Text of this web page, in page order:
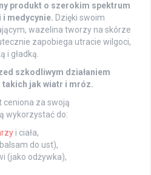
produkt o szerokim spektrum
i medycynie. Dzięki swoim
wazelina tworzy na skórze
zapobiega utracie wilgoci,
i gładką.
szkodliwym działaniem
takich jak wiatr i mróz.
ceniona za swoją
wykorzystać do:
i ciała,
do ust),
(jako odżywka),